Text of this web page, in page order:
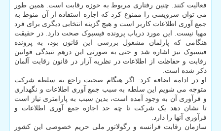
فعالیت کنند. چنین رفتاری مربوط به حوزه رقابت است. همین طور
می توان سرویسی را ممنوع کرد که اجازه استفاده از آن منوط به
جمع آوری اطلاعات کاربر است و هیچ گزینه انتخابی دیگری برای فرد
مهیا نیست. این مورد درباب پرونده فیسبوک صحت دارد. در حقیقت
هنگامی که پارلمان مشغول بررسی این قانون بود، به پرونده
فیسبوک نیز اشاره شد و حتی به صورتی این درهم تنیدگی قوانین
رقابت و حفاظت از اطلاعات در نظریه آزار در قانون رقابت آلمان
ذکر شده است.
او در ادامه اضافه کرد: اگر هنگام صحبت راجع به سلطه شرکت
متوجه می شویم این سلطه به سبب جمع آوری اطلاعات و نگهداری
و فرآوری آن به وجود آمده است، بدین سبب به پارامتری نیاز است
تا نشان دهد یک شرکت تا چه حد اجازه جمع آوری اطلاعات و
فرآوری آنها را دارد.
سازمان رقابت فرانسه و رگولاتور ملی حریم خصوصی این کشور